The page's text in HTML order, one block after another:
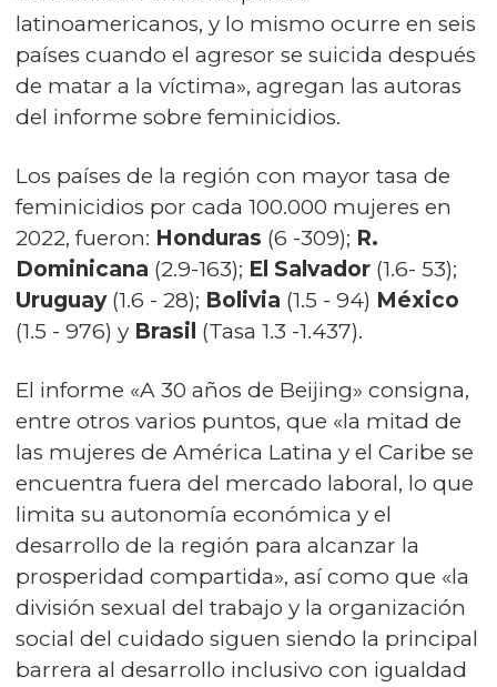
latinoamericanos, y lo mismo ocurre en seis
países cuando el agresor se suicida después
de matar a la víctima», agregan las autoras
del informe sobre feminicidios.
Los países de la región con mayor tasa de
feminicidios por cada 100.000 mujeres en
2022, fueron: Honduras (6 -309); R.
Dominicana (2.9-163); El Salvador (1.6- 53);
Uruguay(1.6 - 28); Bolivia (1.5 - 94) México
(1.5 - 976) y Brasil (Tasa 1.3 -1.437).
El informe «A 30 años de Beijing» consigna,
entre otros varios puntos, que «la mitad de
las mujeres de América Latina y el Caribe se
encuentra fuera del mercado laboral, lo que
limita su autonomía económica y el
desarrollo de la región para alcanzar la
prosperidad compartida», así como que «la
división sexual del trabajo y la organización
social del cuidado siguen siendo la principal
barrera al desarrollo inclusivo con igualdad